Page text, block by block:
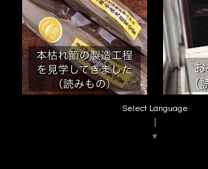
Select Language
▼